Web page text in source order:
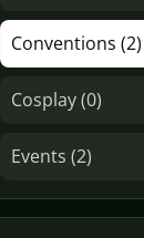
Conventions (2)
Cosplay (0)
Events (2)